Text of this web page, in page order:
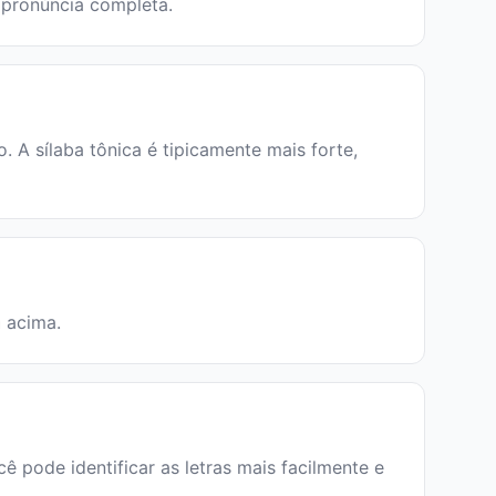
completa.
A sílaba tônica é tipicamente mais forte,
acima.
pode identificar as letras mais facilmente e